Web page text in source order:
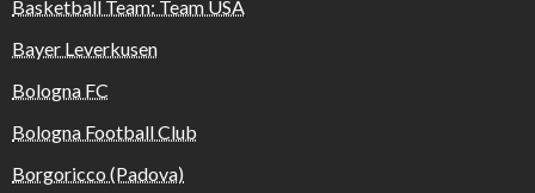
Basketball Team: Team USA
Bayer Leverkusen
Bologna FC
Bologna Football Club
Borgoricco (Padova)